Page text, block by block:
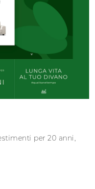
per 20 anni,